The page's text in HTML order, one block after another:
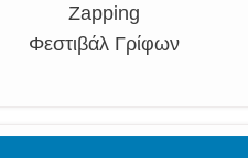
Zapping
Φεστιβάλ Γρίφων